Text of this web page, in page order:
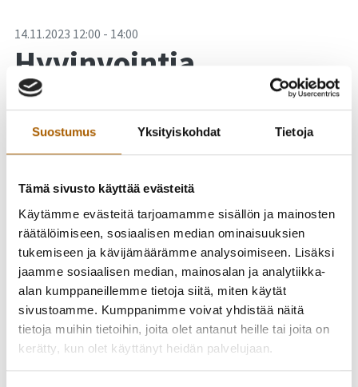
Suostumus Yksityiskohdat Tietoja
Tämä sivusto käyttää evästeitä
Käytämme evästeitä tarjoamamme sisällön ja mainosten
räätälöimiseen, sosiaalisen median ominaisuuksien
tukemiseen ja kävijämäärämme analysoimiseen. Lisäksi
jaamme sosiaalisen median, mainosalan ja analytiikka-
alan kumppaneillemme tietoja siitä, miten käytät
sivustoamme. Kumppanimme voivat yhdistää näitä
tietoja muihin tietoihin, joita olet antanut heille tai joita on
kerätty, kun olet käyttänyt heidän palvelujaan.
-14.11.2023 12:00 - 14:00
Hyvinvointia
kuntalaisille